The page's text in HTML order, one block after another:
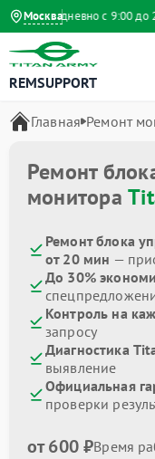
Москва
Ежедневно с 9:00 до
REMSUPPORT
Главная Ремонт
Ремонт
монитора
Ремонт блока
от 20 мин —
До 30%
Контроль на
запросу
Диагностика
выявление
Официальная
проверки
от 600 ₽Время